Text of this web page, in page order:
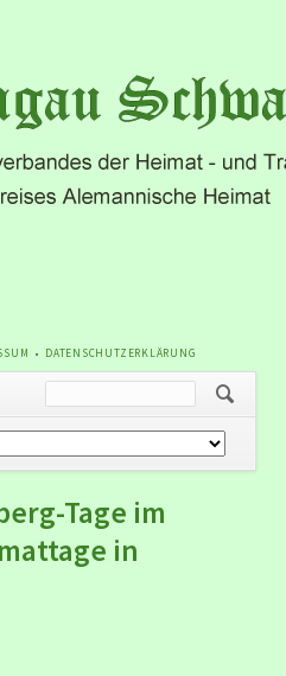
DATENSCHUTZERKLÄRUNG
Tage im
in